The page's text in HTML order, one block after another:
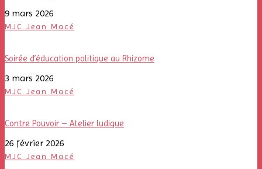
9 mars 2026
MJC Jean Macé
Soirée d’éducation politique au Rhizome
3 mars 2026
MJC Jean Macé
Contre Pouvoir – Atelier ludique
26 février 2026
MJC Jean Macé